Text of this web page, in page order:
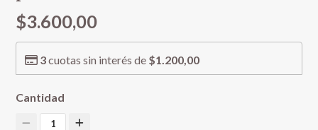
$3.600,00
3cuotas sin interés de $1.200,00
Cantidad
1